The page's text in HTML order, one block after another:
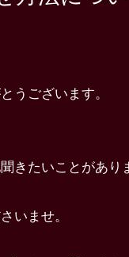
うございます。
きたいことがあり
いませ。